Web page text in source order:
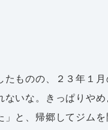
ものの、２３年１
いな。きっぱりや
と、帰郷してジム